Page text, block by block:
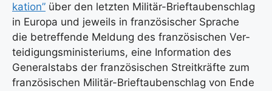
ka­ti­on” über den letz­ten Mili­tär-Brief­tau­ben­schlag
in Euro­pa und jeweils in fran­zö­si­scher Spra­che
die betref­fen­de Mel­dung des fran­zö­si­schen Ver­
tei­di­gungs­mi­nis­te­ri­ums, eine Infor­ma­ti­on des
Gene­ral­stabs der fran­zö­si­schen Streit­kräf­te zum
fran­zö­si­schen Mili­tär-Brief­tau­ben­schlag von Ende